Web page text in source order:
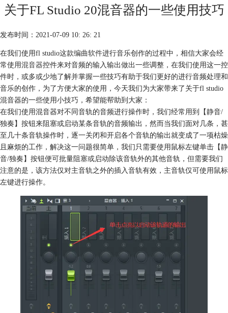
关于FL Studio 20混音器的一些使用技巧
发布时间：2021-07-09 10: 26: 21
在我们使用fl studio这款编曲软件进行音乐创作的过程中，相信大家会经
常使用混音器控件来对音频的输入输出做出一些调整，在我们使用这一控
件时，或多或少地了解并掌握一些技巧有助于我们更好的进行音频处理和
音乐的创作，为了方便大家的使用，今天我们为大家带来了关于fl studio
混音器的一些使用小技巧，希望能帮助到大家：
在我们使用混音器对不同音轨的音频进行操作时，我们经常用到【静音/
独奏】按钮来阻塞或启动某条音轨的音频输出，然而当我们面对几条，甚
至几十条音轨操作时，逐一关闭和开启各个音轨的输出就变成了一项枯燥
且麻烦的工作，解决这一问题很简单，我们只需要使用鼠标左键单击【静
音/独奏】按钮便可批量阻塞或启动除该音轨外的其他音轨，但需要我们
注意的是，该方法仅对主音轨之外的插入音轨有效，主音轨仅可使用鼠标
左键进行操作。